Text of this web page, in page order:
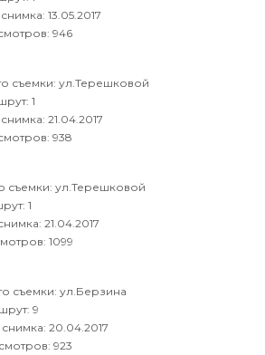
13.05.2017
946
съемки: ул.Терешковой
1
21.04.2017
938
съемки: ул.Терешковой
1
21.04.2017
1099
съемки: ул.Берзина
9
снимка: 20.04.2017
923